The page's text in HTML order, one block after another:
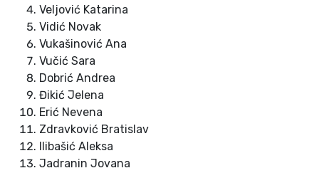
Veljović Katarina
Vidić Novak
Vukašinović Ana
Vučić Sara
Dobrić Andrea
Đikić Jelena
Erić Nevena
Zdravković Bratislav
Ilibašić Aleksa
Jadranin Jovana